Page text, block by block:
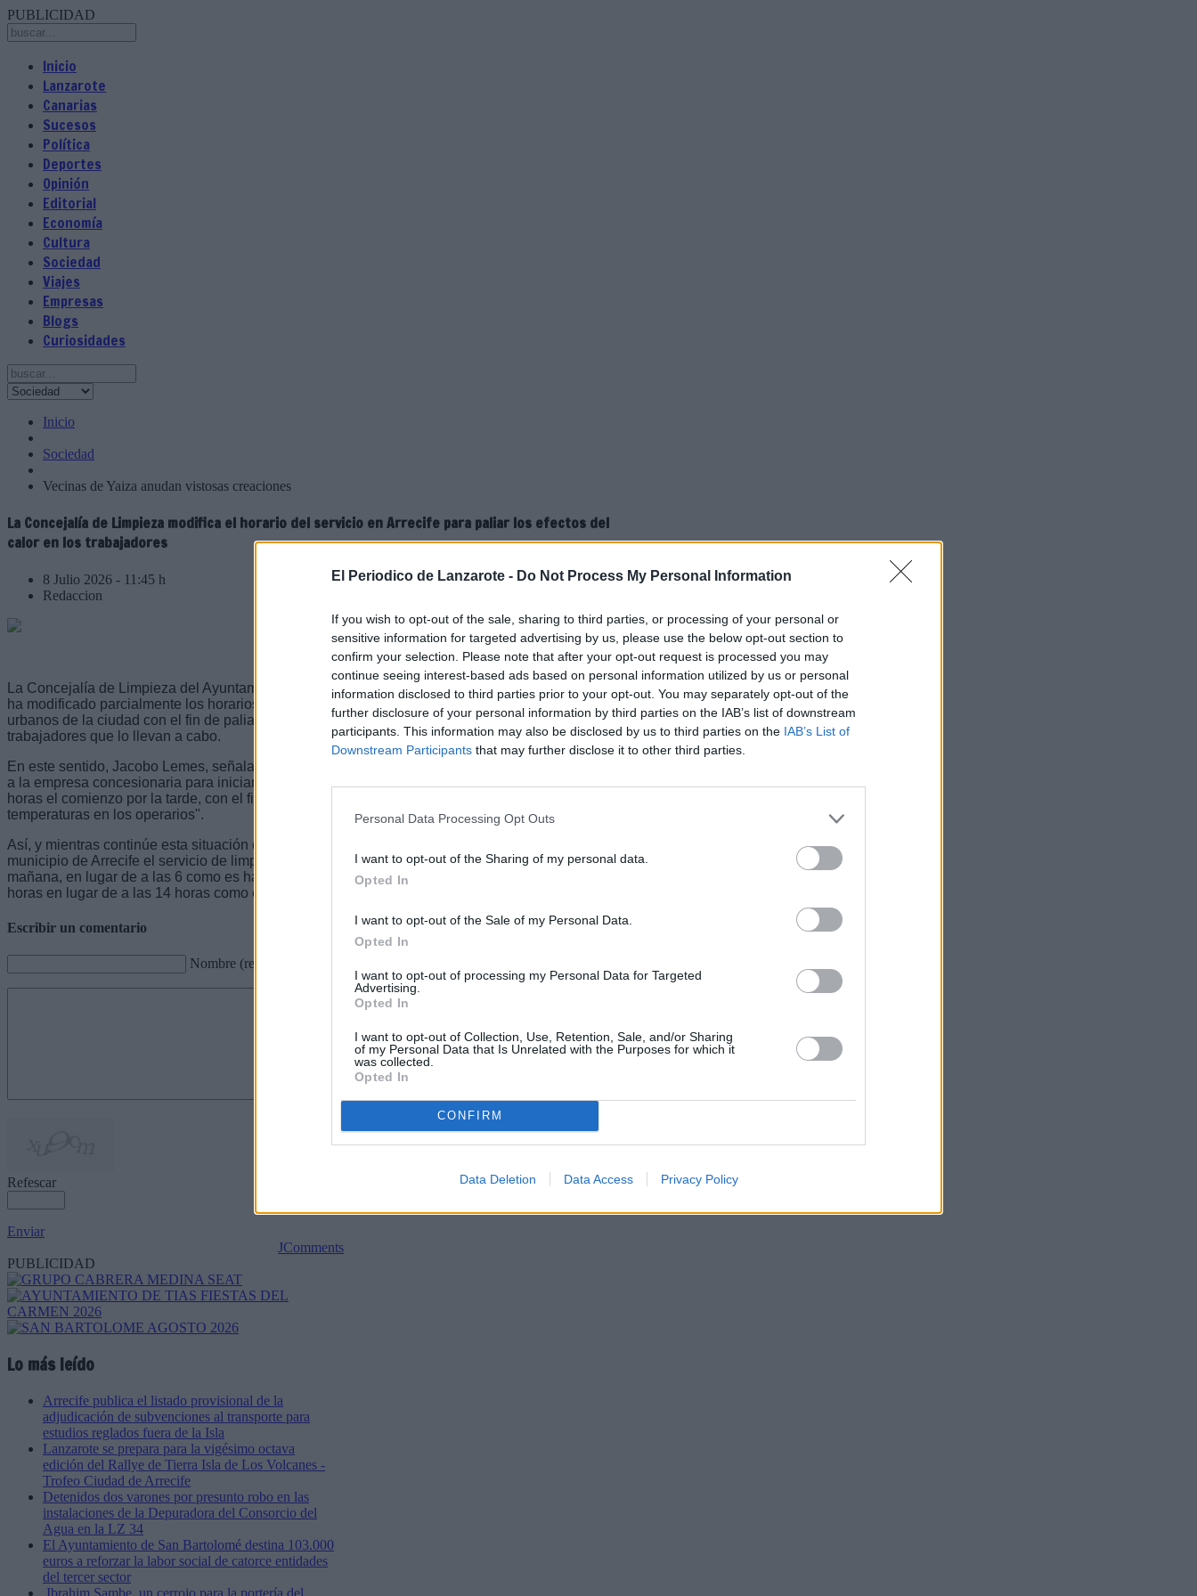
El Periodico de Lanzarote - Do Not Process My Personal Information
If you wish to opt-out of the sale, sharing to third parties, or processing of your personal or
sensitive information for targeted advertising by us, please use the below opt-out section to
confirm your selection. Please note that after your opt-out request is processed you may
continue seeing interest-based ads based on personal information utilized by us or personal
information disclosed to third parties prior to your opt-out. You may separately opt-out of the
further disclosure of your personal information by third parties on the IAB’s list of downstream
participants. This information may also be disclosed by us to third parties on the IAB’s List of
Downstream Participants that may further disclose it to other third parties.
Personal Data Processing Opt Outs
I want to opt-out of the Sharing of my personal data.
Opted In
I want to opt-out of the Sale of my Personal Data.
Opted In
I want to opt-out of processing my Personal Data for Targeted
Advertising.
Opted In
I want to opt-out of Collection, Use, Retention, Sale, and/or Sharing
of my Personal Data that Is Unrelated with the Purposes for which it
was collected.
Opted In
CONFIRM
Data Deletion Data Access Privacy Policy
PUBLICIDAD
Inicio
Lanzarote
Canarias
Sucesos
Política
Deportes
Opinión
Editorial
Economía
Cultura
Sociedad
Viajes
Empresas
Blogs
Curiosidades
Inicio
Sociedad
Vecinas de Yaiza anudan vistosas creaciones
La Concejalía de Limpieza modifica el horario del servicio en Arrecife para paliar los efectos del
calor en los trabajadores
8 Julio 2026 - 11:45 h
Redaccion
La Concejalía de Limpieza del Ayuntamiento de Arrecife, que dirige el concejal Jacobo Lemes,
ha modificado parcialmente los horarios habituales del servicio de recogida de residuos
urbanos de la ciudad con el fin de paliar los efectos que el calor puede provocar en los
trabajadores que lo llevan a cabo.
En este sentido, Jacobo Lemes, señala que "desde el Ayuntamiento hemos dado instrucciones
a la empresa concesionaria para iniciar una hora antes el servicio por la mañana y retrasar dos
horas el comienzo por la tarde, con el fin de mitigar en lo posible los efectos de las altas
temperaturas en los operarios".
Así, y mientras continúe esta situación de temperaturas máximas que se están dando en el
municipio de Arrecife el servicio de limpieza se iniciará a las 5 de la madrugada en el turno de
mañana, en lugar de a las 6 como es habitual, mientras que el de tarde comenzará a las 16
horas en lugar de a las 14 horas como está establecido.
Escribir un comentario
Nombre (requerido)
Refescar
Enviar
JComments
PUBLICIDAD
Lo más leído
Arrecife publica el listado provisional de la
adjudicación de subvenciones al transporte para
estudios reglados fuera de la Isla
Lanzarote se prepara para la vigésimo octava
edición del Rallye de Tierra Isla de Los Volcanes -
Trofeo Ciudad de Arrecife
Detenidos dos varones por presunto robo en las
instalaciones de la Depuradora del Consorcio del
Agua en la LZ 34
El Ayuntamiento de San Bartolomé destina 103.000
euros a reforzar la labor social de catorce entidades
del tercer sector
Ibrahim Sambe, un cerrojo para la portería del